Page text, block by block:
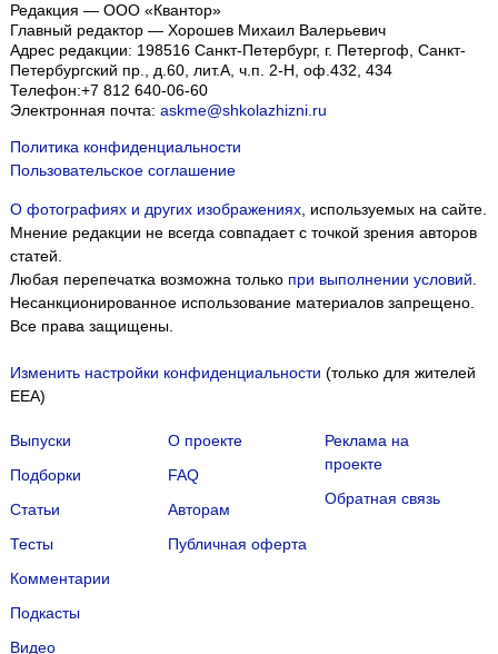
Редакция — ООО «Квантор»
Главный редактор — Хорошев Михаил Валерьевич
Адрес редакции: 198516 Санкт-Петербург, г. Петергоф, Санкт-
Петербургский пр., д.60, лит.А, ч.п. 2-Н, оф.432, 434
Телефон:+7 812 640-06-60
Электронная почта: askme@shkolazhizni.ru
Политика конфиденциальности
Пользовательское соглашение
О фотографиях и других изображениях, используемых на сайте.
Мнение редакции не всегда совпадает с точкой зрения авторов
статей.
Любая перепечатка возможна только при выполнении условий.
Несанкционированное использование материалов запрещено.
Все права защищены.
Изменить настройки конфиденциальности (только для жителей
EEA)
Выпуски
Подборки
Статьи
Тесты
Комментарии
Подкасты
Видео
О проекте
FAQ
Авторам
Публичная оферта
Реклама на
проекте
Обратная связь